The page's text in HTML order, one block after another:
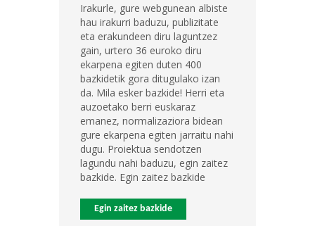
Irakurle, gure webgunean albiste
hau irakurri baduzu, publizitate
eta erakundeen diru laguntzez
gain, urtero 36 euroko diru
ekarpena egiten duten 400
bazkidetik gora ditugulako izan
da. Mila esker bazkide! Herri eta
auzoetako berri euskaraz
emanez, normalizaziora bidean
gure ekarpena egiten jarraitu nahi
dugu. Proiektua sendotzen
lagundu nahi baduzu, egin zaitez
bazkide. Egin zaitez bazkide
Egin zaitez bazkide